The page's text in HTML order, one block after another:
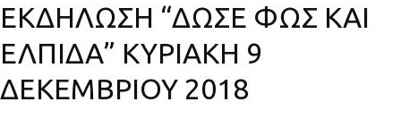
ΕΚΔΗΛΩΣΗ “ΔΩΣΕ ΦΩΣ ΚΑΙ
ΕΛΠΙΔΑ” ΚΥΡΙΑΚΗ 9
ΔΕΚΕΜΒΡΙΟΥ 2018